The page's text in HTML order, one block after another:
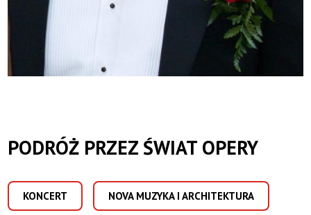
PODRÓŻ PRZEZ ŚWIAT OPERY
KONCERT NOVA MUZYKA I ARCHITEKTURA